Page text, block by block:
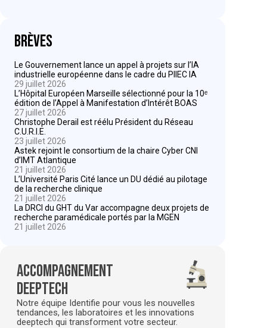
Brèves
Le Gouvernement lance un appel à projets sur l’IA
industrielle européenne dans le cadre du PIIEC IA
29 juillet 2026
L’Hôpital Européen Marseille sélectionné pour la 10ᵉ
édition de l’Appel à Manifestation d’Intérêt BOAS
27 juillet 2026
Christophe Derail est réélu Président du Réseau
C.U.R.I.E.
23 juillet 2026
Astek rejoint le consortium de la chaire Cyber CNI
d’IMT Atlantique
21 juillet 2026
L’Université Paris Cité lance un DU dédié au pilotage
de la recherche clinique
21 juillet 2026
La DRCI du GHT du Var accompagne deux projets de
recherche paramédicale portés par la MGEN
21 juillet 2026
Accompagnement
deeptech
Notre équipe Identifie pour vous les nouvelles
tendances, les laboratoires et les innovations
deeptech qui transforment votre secteur.